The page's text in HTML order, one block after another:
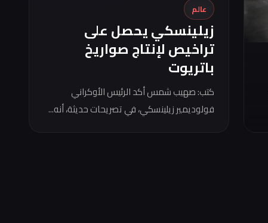
عالم
زيلينسكي يحصل على
تراخيص لإنتاج صواريخ
باتريوت
كتب: صهيب شمس أكد الرئيس الأوكراني
فولوديمير زيلينسكي، في تصريحات حديثة، أنه...